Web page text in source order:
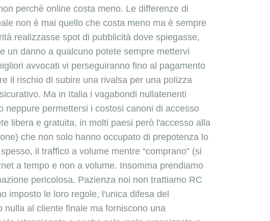
perché online costa meno. Le differenze di
non è mai quello che costa meno ma è sempre
realizzasse spot di pubblicità dove spiegasse,
un danno a qualcuno potete sempre mettervi
avvocati vi perseguiranno fino al pagamento
il rischio di subire una rivalsa per una polizza
Ma in Italia i vagabondi nullatenenti
permettersi i costosi canoni di accesso
libera e gratuita, in molti paesi però l'accesso alla
che non solo hanno occupato di prepotenza lo
il traffico a volume mentre “comprano” (si
a tempo e non a volume. Insomma prendiamo
pericolosa. Pazienza noi non trattiamo RC
imposto le loro regole, l'unica difesa del
al cliente finale ma forniscono una